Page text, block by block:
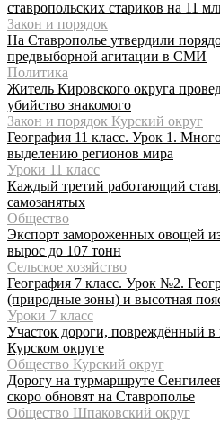
ставропольских стариков на 11
Закон и порядок
На Ставрополье утвердили
предвыборной агитации в СМИ
Политика
Житель Кировского округа
убийство знакомого
Закон и порядок Курский округ
География 11 класс. Урок 1.
выделению регионов мира
Уроки 11 класс
Каждый третий работающий
самозанятых
Общество
Экспорт замороженных овощей
вырос до 107 тонн
Сельское хозяйство
География 7 класс. Урок №2.
(природные зоны) и высотная
Уроки 7 класс
Участок дороги, повреждённый в
Курском округе
Общество Курский округ
Дорогу на турмаршруте
скоро обновят на Ставрополье
Общество Шпаковский округ